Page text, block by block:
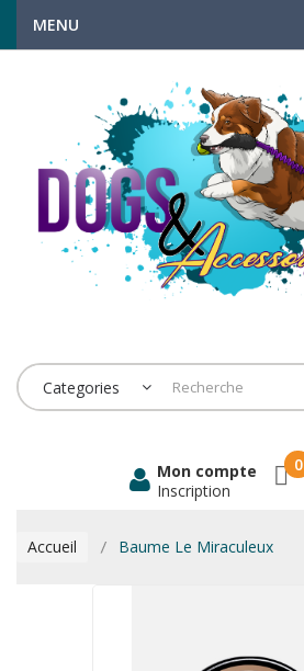
MENU
Categories
0
Mon compte
Inscription
Accueil Baume Le Miraculeux